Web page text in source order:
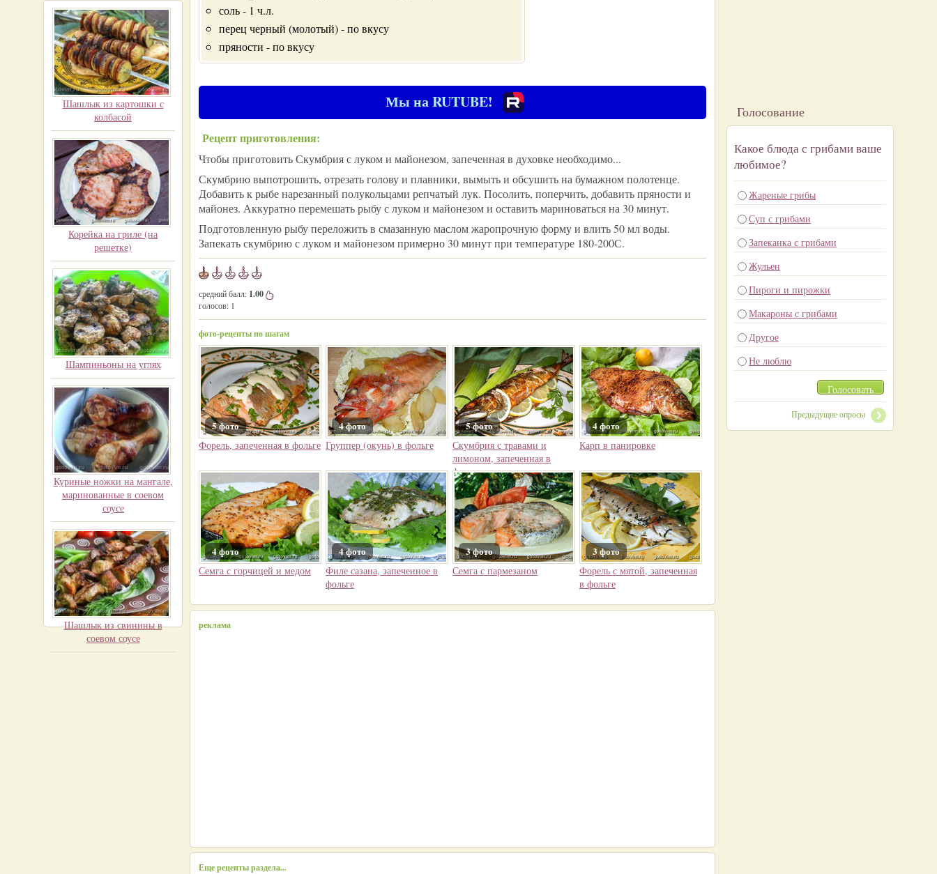
Шашлык из картошки с
колбасой
Корейка на гриле (на
решетке)
Шампиньоны на углях
Куриные ножки на мангале,
маринованные в соевом
соусе
Шашлык из свинины в
соевом соусе
соль - 1 ч.л.
перец черный (молотый) - по вкусу
пряности - по вкусу
Мы на RUTUBE!
Рецепт приготовления:
Чтобы приготовить Скумбрия с луком и майонезом, запеченная в духовке необходимо...
Скумбрию выпотрошить, отрезать голову и плавники, вымыть и обсушить на бумажном полотенце.
Добавить к рыбе нарезанный полукольцами репчатый лук. Посолить, поперчить, добавить пряности и
майонез. Аккуратно перемешать рыбу с луком и майонезом и оставить мариноваться на 30 минут.
Подготовленную рыбу переложить в смазанную маслом жаропрочную форму и влить 50 мл воды.
Запекать скумбрию с луком и майонезом примерно 30 минут при температуре 180-200С.
средний балл: 1.00
голосов: 1
фото-рецепты по шагам
5 фото
Форель, запеченная в фольге
4 фото
Группер (окунь) в фольге
5 фото
Скумбрия с травами и
лимоном, запеченная в
фольге
4 фото
Карп в панировке
4 фото
Семга с горчицей и медом
4 фото
Филе сазана, запеченное в
фольге
3 фото
Семга с пармезаном
3 фото
Форель с мятой, запеченная
в фольге
реклама
Еще рецепты раздела...
Голосование
Какое блюда с грибами ваше
любимое?
Жареные грибы
Суп с грибами
Запеканка с грибами
Жульен
Пироги и пирожки
Макароны с грибами
Другое
Не люблю
Голосовать
Предыдущие опросы